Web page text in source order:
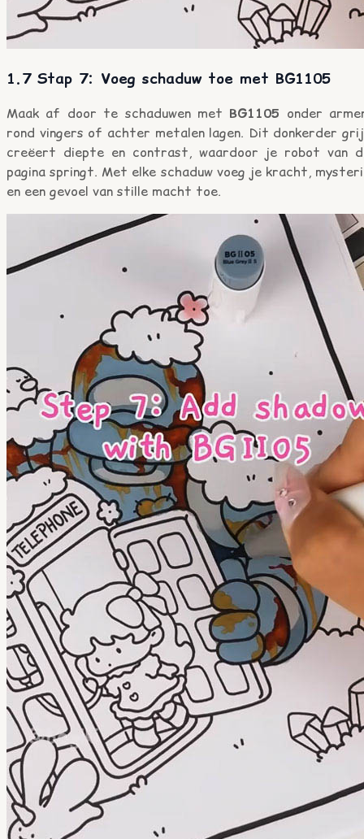
1.7 Stap 7: Voeg schaduw toe met BG1105
Maak af door te schaduwen met BG1105 onder
rond vingers of achter metalen lagen. Dit donkerder
creëert diepte en contrast, waardoor je robot van
pagina springt. Met elke schaduw voeg je kracht,
en een gevoel van stille macht toe.